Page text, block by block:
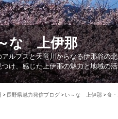
な 上伊那
アルプスと天竜川からなる伊那谷の
つけ、感じた上伊那の魅力と地域の
>長野県魅力発信ブログ > い～な 上伊那 >食